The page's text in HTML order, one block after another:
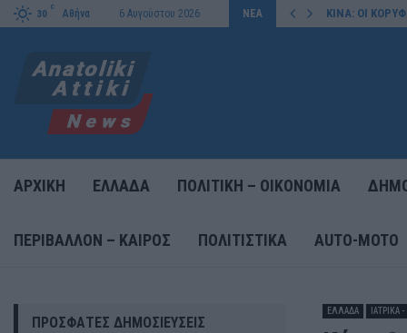
30
C
Αθήνα 6 Αυγούστου 2026 ΝΕΑ
ΠΛΗΓΜΑΤΑ – ΤΟΝ… ΚΙΝΑ: ΟΙ
ΑΡΧΙΚΗ ΕΛΛΑΔΑ ΠΟΛΙΤΙΚΗ – ΟΙΚΟΝΟΜΙΑ
ΠΕΡΙΒΑΛΛΟΝ – ΚΑΙΡΟΣ ΠΟΛΙΤΙΣΤΙΚΑ AUTO-MOTO
ΕΛΛΑΔΑ
ΠΡΌΣΦΑΤΕΣ ΔΗΜΟΣΙΕΎΣΕΙΣ